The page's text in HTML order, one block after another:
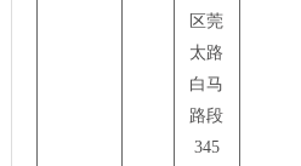
区莞
太路
白马
路段
345